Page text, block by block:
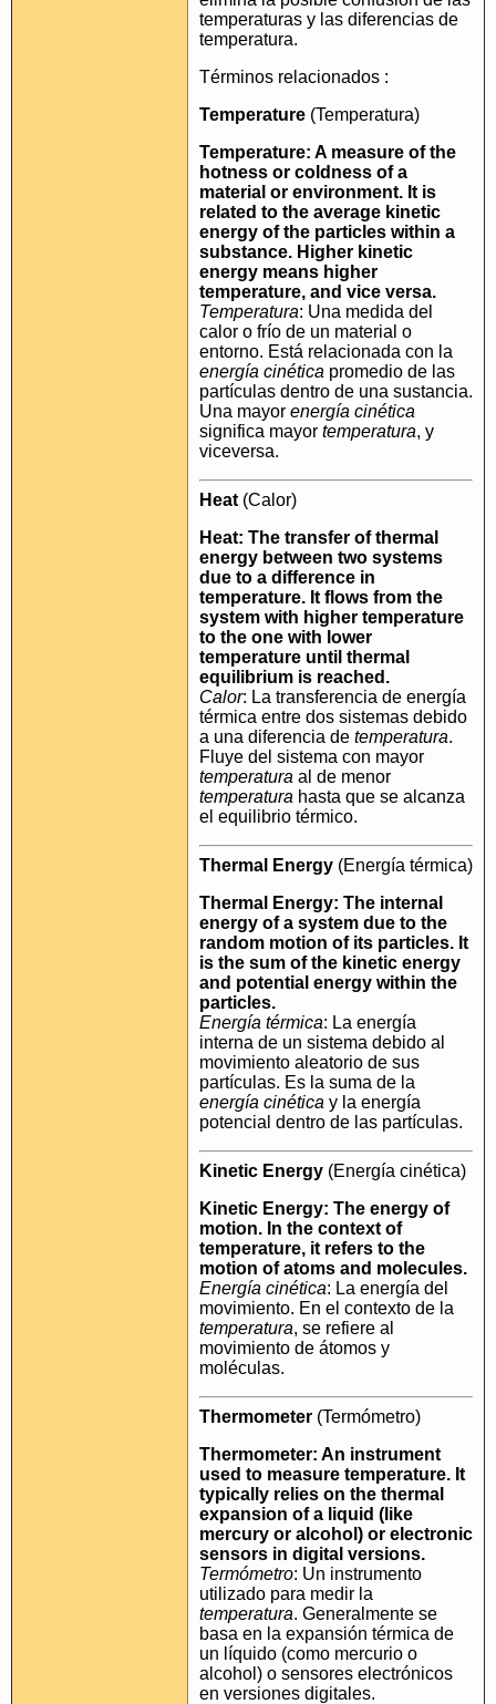
temperaturas y las diferencias de
temperatura.
Términos relacionados :
Temperature (Temperatura)
Temperature: A measure of the
hotness or coldness of a
material or environment. It is
related to the average kinetic
energy of the particles within a
substance. Higher kinetic
energy means higher
temperature, and vice versa.
Temperatura: Una medida del
calor o frío de un material o
entorno. Está relacionada con la
energía cinética promedio de las
partículas dentro de una sustancia.
Una mayor energía cinética
significa mayor temperatura, y
viceversa.
Heat (Calor)
Heat: The transfer of thermal
energy between two systems
due to a difference in
temperature. It flows from the
system with higher temperature
to the one with lower
temperature until thermal
equilibrium is reached.
Calor: La transferencia de energía
térmica entre dos sistemas debido
a una diferencia de temperatura.
Fluye del sistema con mayor
temperatura al de menor
temperatura hasta que se alcanza
el equilibrio térmico.
Thermal Energy (Energía térmica)
Thermal Energy: The internal
energy of a system due to the
random motion of its particles. It
is the sum of the kinetic energy
and potential energy within the
particles.
Energía térmica: La energía
interna de un sistema debido al
movimiento aleatorio de sus
partículas. Es la suma de la
energía cinética y la energía
potencial dentro de las partículas.
Kinetic Energy (Energía cinética)
Kinetic Energy: The energy of
motion. In the context of
temperature, it refers to the
motion of atoms and molecules.
Energía cinética: La energía del
movimiento. En el contexto de la
temperatura, se refiere al
movimiento de átomos y
moléculas.
Thermometer (Termómetro)
Thermometer: An instrument
used to measure temperature. It
typically relies on the thermal
expansion of a liquid (like
mercury or alcohol) or electronic
sensors in digital versions.
Termómetro: Un instrumento
utilizado para medir la
temperatura. Generalmente se
basa en la expansión térmica de
un líquido (como mercurio o
alcohol) o sensores electrónicos
en versiones digitales.